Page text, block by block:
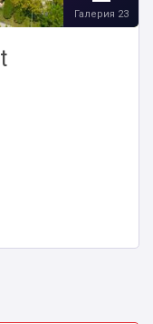
Галерия 23